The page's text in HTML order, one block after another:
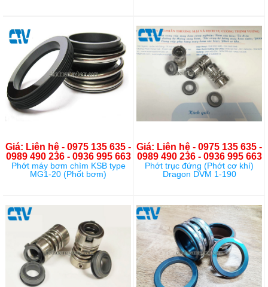
Giá: Liên hệ - 0975 135 635 -
0989 490 236 - 0936 995 663
Phớt máy bơm chìm KSB type
MG1-20 (Phốt bơm)
Giá: Liên hệ - 0975 135 635 -
0989 490 236 - 0936 995 663
Phớt trục đứng (Phớt cơ khí)
Dragon DVM 1-190